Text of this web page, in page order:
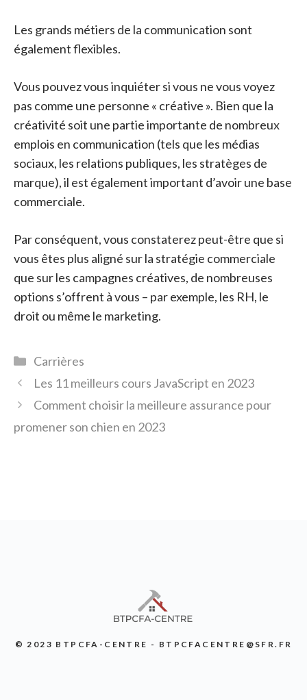
Les grands métiers de la communication sont
également flexibles.
Vous pouvez vous inquiéter si vous ne vous voyez
pas comme une personne « créative ». Bien que la
créativité soit une partie importante de nombreux
emplois en communication (tels que les médias
sociaux, les relations publiques, les stratèges de
marque), il est également important d’avoir une base
commerciale.
Par conséquent, vous constaterez peut-être que si
vous êtes plus aligné sur la stratégie commerciale
que sur les campagnes créatives, de nombreuses
options s’offrent à vous – par exemple, les RH, le
droit ou même le marketing.
Catégories
Carrières
Les 11 meilleurs cours JavaScript en 2023
Comment choisir la meilleure assurance pour
promener son chien en 2023
© 2023 BTPCFA-CENTRE - BTPCFACENTRE@SFR.FR